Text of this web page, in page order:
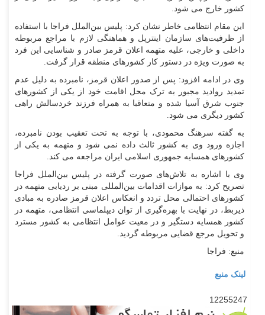
کشور خارج می شود.
این مقام انتظامی خاطر نشان کرد: پلیس بین‌الملل فراجا با استفاده
از ظرفیت‌های سازمان اینترپل و هماهنگی‌ لازم با مراجع مربوطه
داخلی و خارجی، علیه متهمه اعلان قرمز صادر و شناسایی این فرد
به صورت ویژه در دستور کار کشورهای منطقه قرار گرفت.
وی در ادامه افزود: پس از صدور اعلان قرمز، نامبرده به دلیل عدم
تمدید روادید مجبور به ترک محل اقامت خود از یکی از کشورهای
جنوب شرق آسیا شده و متعاقبا به همراه فرزند خردسالش راهی
کشور دیگری می شود.
به گفته سرهنگ محمودی، با توجه به تحت تعقیب بودن نامبرده،
اجازه ورود وی به کشور ثالث داده نمی شود و متهمه به یکی از
کشورهای همسایه جمهوری اسلامی ایران مراجعه می کند.
وی با اشاره به تلاش‌های صورت گرفته در پلیس بین‌الملل فراجا
تصریح کرد: به موازات اقدامات بین‌المللی مبنی بر ردیابی متهمه در
کشورهای احتمالی محل تردد و انعکاس اعلان قرمز صادره به مبادی
ذیربط، در نهایت با بهره‌گیری از توان دیپلماسی انتظامی، متهمه در
کشور همسایه دستگیر و در معیت عوامل انتظامی به کشور مسترد
و تحویل مرجع قضایی مربوطه گردید.
منبع: فراجا
لینک منبع
12255247